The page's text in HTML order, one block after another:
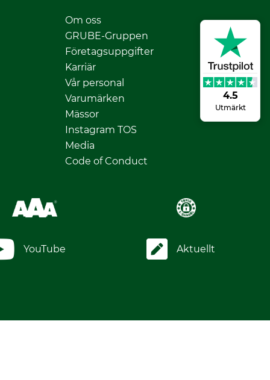
4.5
Utmärkt
Om oss
GRUBE-Gruppen
Företagsuppgifter
Karriär
Vår personal
Varumärken
Mässor
Instagram TOS
Media
Code of Conduct
YouTube Aktuellt